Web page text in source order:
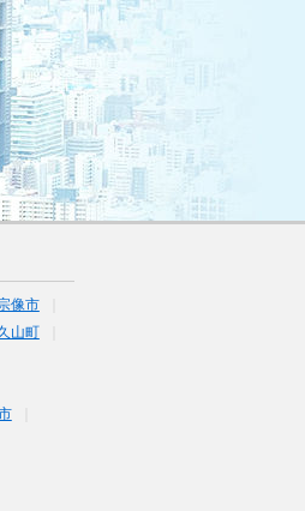
像市
山町